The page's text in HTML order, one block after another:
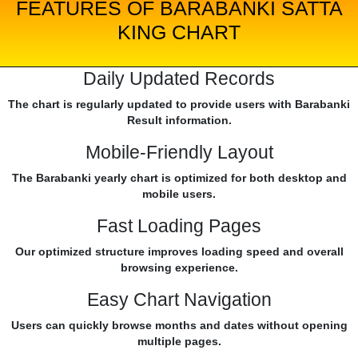
FEATURES OF BARABANKI SATTA
KING CHART
Daily Updated Records
The chart is regularly updated to provide users with Barabanki
Result information.
Mobile-Friendly Layout
The Barabanki yearly chart is optimized for both desktop and
mobile users.
Fast Loading Pages
Our optimized structure improves loading speed and overall
browsing experience.
Easy Chart Navigation
Users can quickly browse months and dates without opening
multiple pages.